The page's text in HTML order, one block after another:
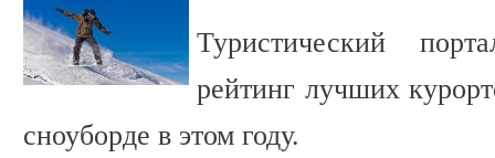
Туристический
рейтинг лучших
сноуборде в этом году.